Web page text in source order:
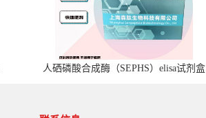
人硒磷酸合成酶（SEPHS）elisa试剂盒